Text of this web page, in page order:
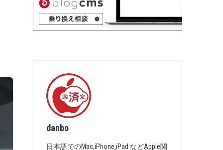
danbo
日本語でのMac,iPhone,iPad などApple関